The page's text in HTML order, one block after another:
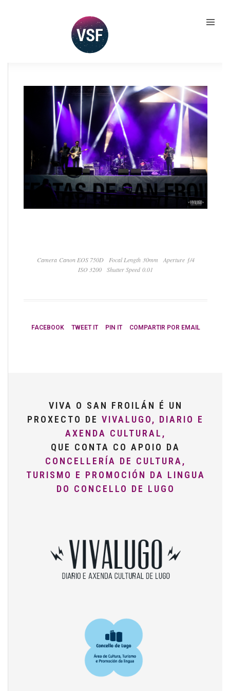
Camera Canon EOS 750D Focal Length 30mm
Aperture ƒ/4
ISO 3200
Shutter Speed 0.01
FACEBOOK TWEET IT PIN IT COMPARTIR POR EMAIL
VIVA O SAN FROILÁN É UN
PROXECTO DE VIVALUGO, DIARIO E
AXENDA CULTURAL,
QUE CONTA CO APOIO DA
CONCELLERÍA DE CULTURA,
TURISMO E PROMOCIÓN DA LINGUA
DO CONCELLO DE LUGO